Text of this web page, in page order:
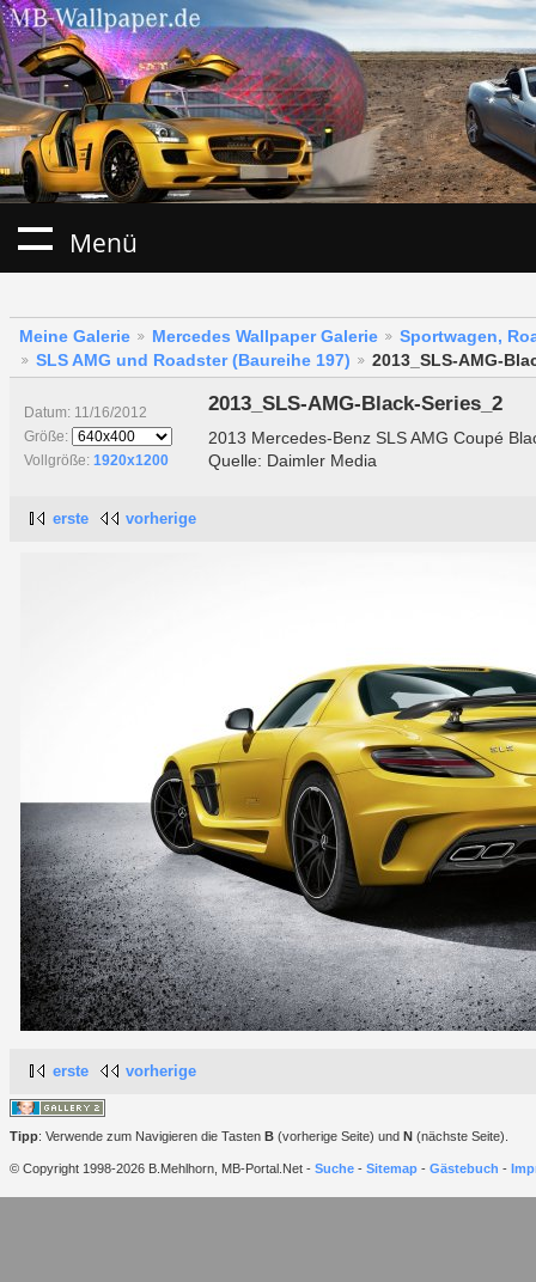
Menü
Meine Galerie Mercedes Wallpaper Galerie
Sportwagen,
SLS AMG und Roadster (Baureihe 197)
2013_SLS-AMG-
Datum: 11/16/2012
Größe:
Vollgröße: 1920x1200
2013_SLS-AMG-Black-Series_2
2013 Mercedes-Benz SLS AMG Coupé
Quelle: Daimler Media
erste vorherige
erste vorherige
Tipp: Verwende zum Navigieren die Tasten B (vorherige Seite) und N (nächste Seite).
© Copyright 1998-2026 B.Mehlhorn, MB-Portal.Net - Suche - Sitemap - Gästebuch -